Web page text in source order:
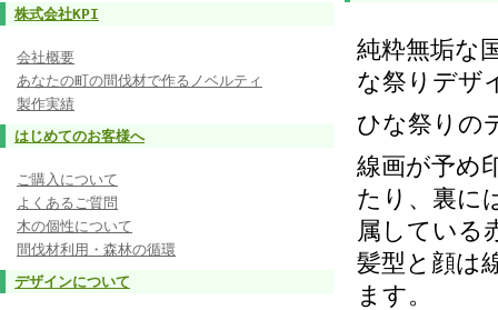
株式会社KPI
会社概要
あなたの町の間伐材で作るノベルティ
製作実績
はじめてのお客様へ
ご購入について
よくあるご質問
木の個性について
間伐材利用・森林の循環
デザインについて
純粋無垢な
な祭りデザ
ひな祭りの
線画が予め
たり、裏に
属している
髪型と顔は
ます。